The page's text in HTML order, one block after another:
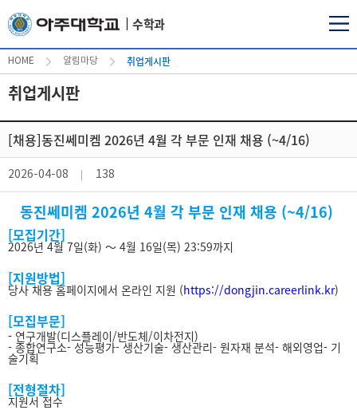
수학과
HOME 알림마당 취업게시판
취업게시판
[채용]동진쎄미켐 2026년 4월 각 부문 인재 채용 (~4/16)
2026-04-08 138
동진쎄미켐 2026년 4월 각 부문 인재 채용 (~4/16)
[모집기간]
2026년 4월 7일(화) ～ 4월 16일(목) 23:59까지
[지원방법]
당사 채용 홈페이지에서 온라인 지원 (https://dongjin.careerlink.kr)
[모집부문]
- 연구개발(디스플레이/반도체/이차전지)
- 종합연구소- 성능평가- 생산기술- 생산관리- 원자재 분석- 해외영업- 기
술기획
[전형절차]
지원서 접수